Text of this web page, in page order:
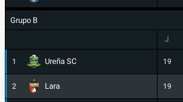
Grupo B
J
1 Ureña SC 19
2 Lara 19